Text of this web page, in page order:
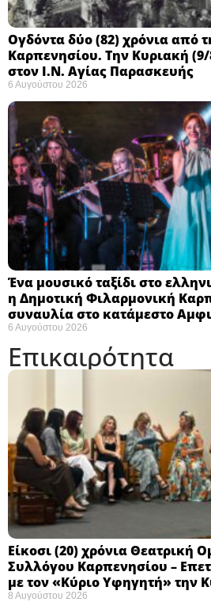
Ογδόντα δύο (82) χρόνια από
Καρπενησίου. Την Κυριακή
στον Ι.Ν. Αγίας Παρασκευής
6 Αυγούστου 2026
Ένα μουσικό ταξίδι στο
η Δημοτική Φιλαρμονική
συναυλία στο κατάμεστο
6 Αυγούστου 2026
Επικαιρότητα
Eίκοσι (20) χρόνια Θεατρική
Συλλόγου Καρπενησίου –
με τον «Κύριο Υφηγητή» την
8 Αυγούστου 2026